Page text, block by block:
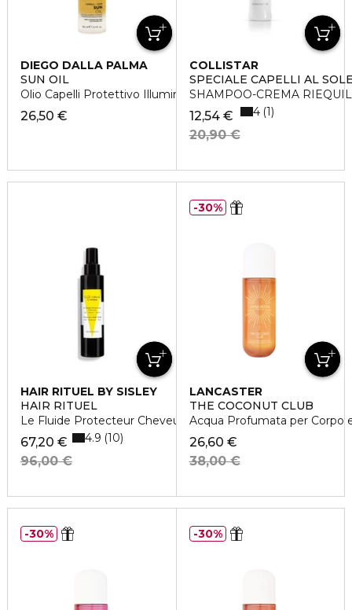
DIEGO DALLA PALMA
SUN OIL
Olio Capelli Protettivo Illuminante
26,50 €
COLLISTAR
SPECIALE CAPELLI AL
SHAMPOO-CREMA
12,54 €
20,90 €
4 1
HAIR RITUEL BY SISLEY
HAIR RITUEL
Le Fluide Protecteur Cheveux
67,20 €
96,00 €
4.9 10
LANCASTER
THE COCONUT CLUB
Acqua Profumata per Corpo
26,60 €
38,00 €
30%
30% 30%